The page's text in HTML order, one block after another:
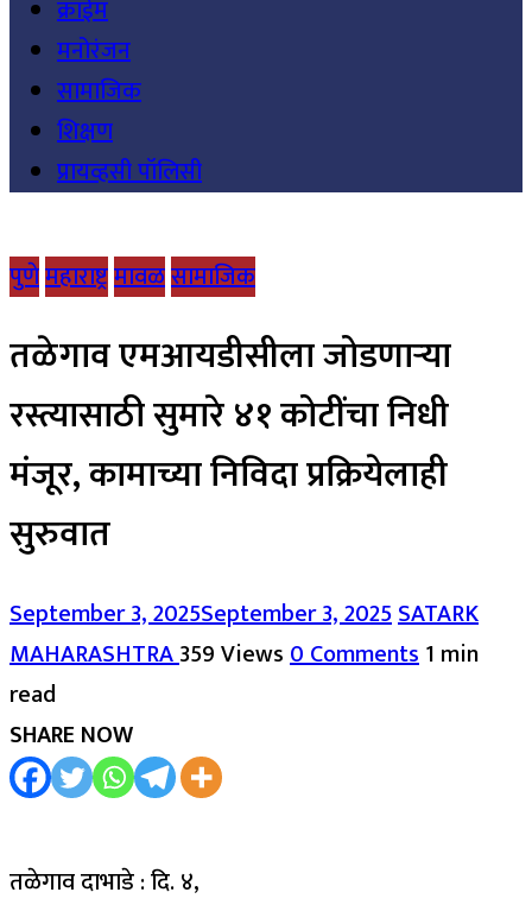
क्राईम
मनोरंजन
सामाजिक
शिक्षण
प्रायव्हसी पॉलिसी
पुणेमहाराष्ट्रमावळसामाजिक
तळेगाव एमआयडीसीला जोडणाऱ्या
रस्त्यासाठी सुमारे ४१ कोटींचा निधी
मंजूर, कामाच्या निविदा प्रक्रियेलाही
सुरुवात
September 3, 2025September 3, 2025SATARK
MAHARASHTRA359 Views0 Comments1 min
read
SHARE NOW
तळेगाव दाभाडे : दि. ४,